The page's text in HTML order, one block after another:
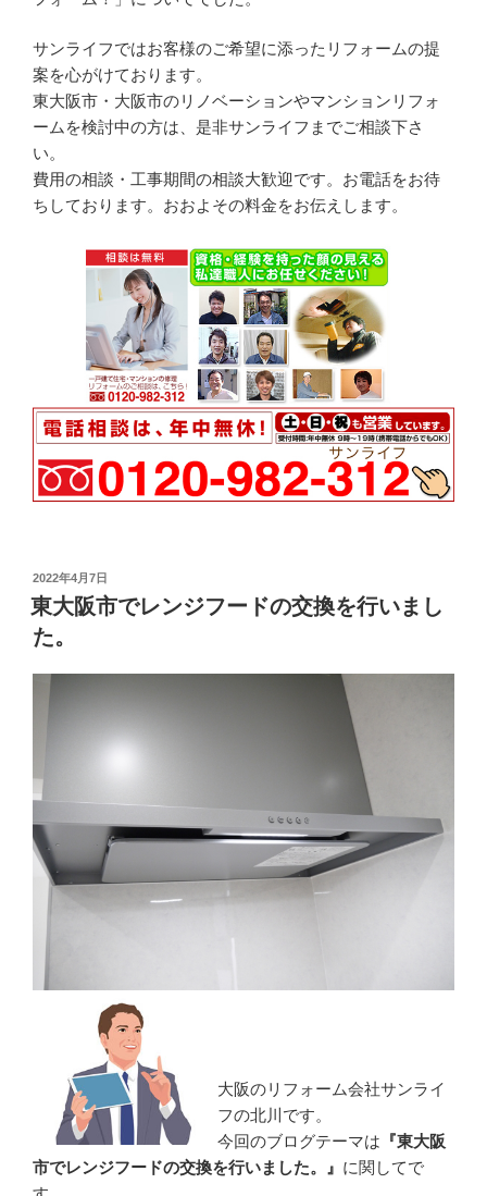
サンライフではお客様のご希望に添ったリフォームの提
案を心がけております。
東大阪市・大阪市のリノベーションやマンションリフォ
ームを検討中の方は、是非サンライフまでご相談下さ
い。
費用の相談・工事期間の相談大歓迎です。お電話をお待
ちしております。おおよその料金をお伝えします。
投
稿
日:
2022年4月7日
東大阪市でレンジフードの交換を行いまし
た。
大阪のリフォーム会社サンライ
フの北川です。
今回のブログテーマは 『東大阪
市でレンジフードの交換を行いました。』 に関してで